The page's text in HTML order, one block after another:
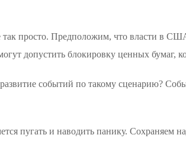
так просто. Предположим, что власти в
допустить блокировку ценных бумаг,
событий по такому сценарию?
пугать и наводить панику.